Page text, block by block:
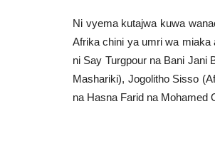
Ni vyema kutajwa kuwa
Afrika chini ya umri wa miaka
ni Say Turgpour na Bani Jani
Mashariki), Jogolitho Sisso
na Hasna Farid na Mohamed